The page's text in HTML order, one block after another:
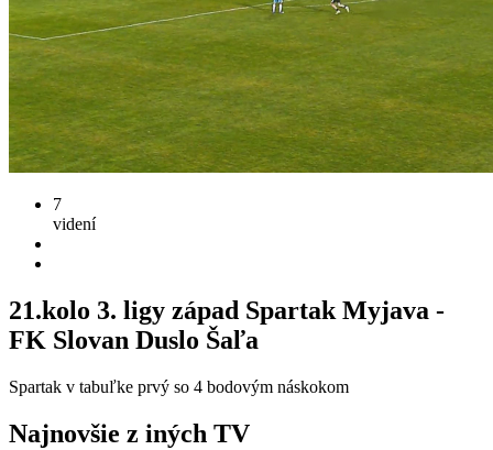
7
videní
21.kolo 3. ligy západ Spartak Myjava -
FK Slovan Duslo Šaľa
Spartak v tabuľke prvý so 4 bodovým náskokom
Najnovšie z iných TV